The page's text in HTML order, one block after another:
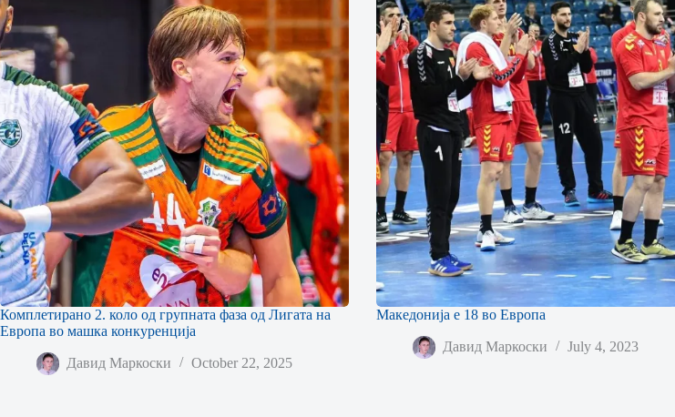
Комплетирано 2. коло од групната фаза од Лигата на
Европа во машка конкуренција
Давид Маркоски October 22, 2025
Македонија е 18 во Европа
Давид Маркоски July 4, 2023